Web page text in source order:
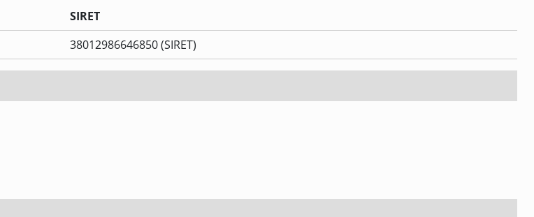
SIRET
38012986646850 (SIRET)